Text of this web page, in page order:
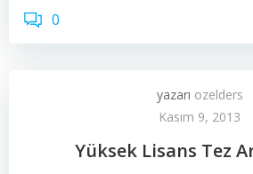
0
yazarı ozelders
Kasım 9, 2013
Yüksek Lisans Tez